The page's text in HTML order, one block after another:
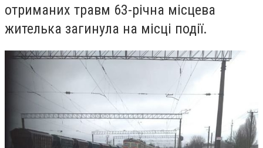
отриманих травм 63-річна місцева
жителька загинула на місці події.